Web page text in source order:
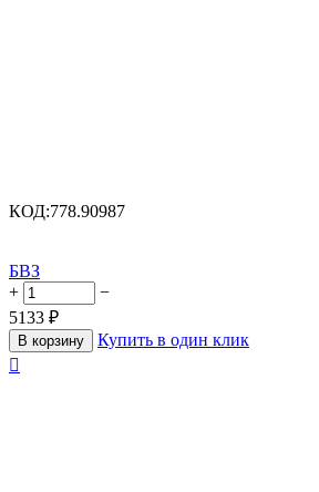
КОД:778.90987
БВЗ
+
−
5133 ₽
В корзину
Купить в один клик
